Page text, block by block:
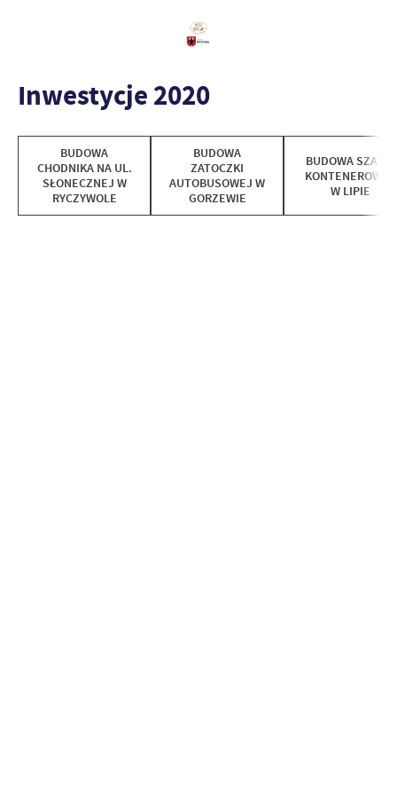
Inwestycje 2020
BUDOWA
CHODNIKA NA UL.
SŁONECZNEJ W
RYCZYWOLE
BUDOWA
ZATOCZKI
AUTOBUSOWEJ W
GORZEWIE
BUDOWA SZATNI
KONTENEROWEJ
W LIPIE